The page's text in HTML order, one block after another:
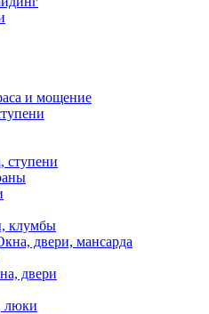
и мощение
ступени
клумбы
двери, мансарда
двери
люки